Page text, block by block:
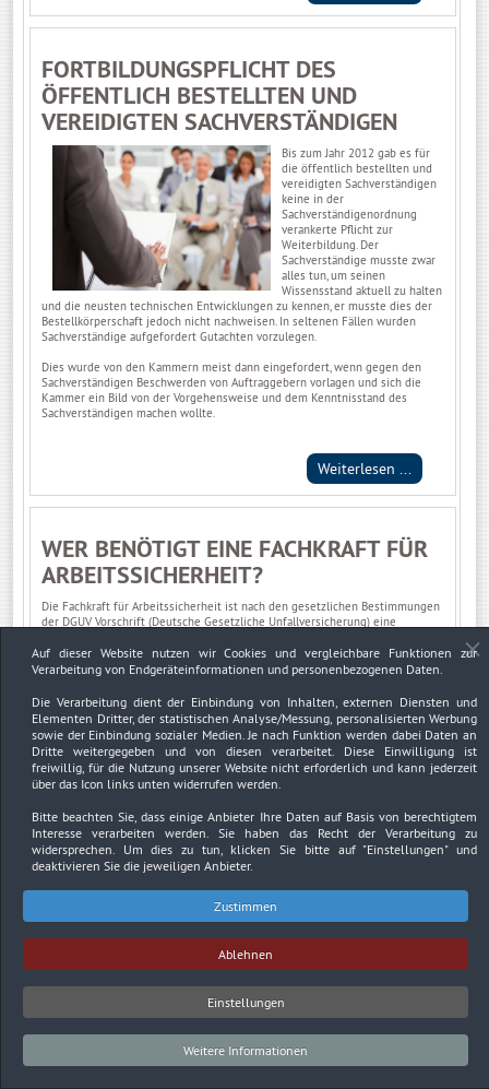
FORTBILDUNGSPFLICHT DES
ÖFFENTLICH BESTELLTEN UND
VEREIDIGTEN SACHVERSTÄNDIGEN
Bis zum Jahr 2012 gab es für
die öffentlich bestellten und
vereidigten Sachverständigen
keine in der
Sachverständigenordnung
verankerte Pflicht zur
Weiterbildung. Der
Sachverständige musste zwar
alles tun, um seinen
Wissensstand aktuell zu halten
und die neusten technischen Entwicklungen zu kennen, er musste dies der
Bestellkörperschaft jedoch nicht nachweisen. In seltenen Fällen wurden
Sachverständige aufgefordert Gutachten vorzulegen.
Dies wurde von den Kammern meist dann eingefordert, wenn gegen den
Sachverständigen Beschwerden von Auftraggebern vorlagen und sich die
Kammer ein Bild von der Vorgehensweise und dem Kenntnisstand des
Sachverständigen machen wollte.
Weiterlesen ...
WER BENÖTIGT EINE FACHKRAFT FÜR
ARBEITSSICHERHEIT?
Die Fachkraft für Arbeitssicherheit ist nach den gesetzlichen Bestimmungen
der DGUV Vorschrift (Deutsche Gesetzliche Unfallversicherung) eine
Unfallverhütung unterstützt. Fachkräfte für Arbeitssicherheit verfügen über
eine spezielle Ausbildung, die es ihnen möglich macht, Unfallgefahren am
vorzuschlagen.
Weiterlesen ...
FEHLERHAFTE MESSUNG VON
VERKEHRSSÜNDERN
In Deutschland werden verschiedene Messgeräte eingesetzt, um
Geschwindigkeitssünder zu überführen und empfindlichen Bußen und
Fahrverbote auszusprechen.
Am 29.07.2016 kam es nun zu einem ersten Verhandlungstermin beim
Amtsgericht Mettmann in einem Verfahren, wo geklärt werden soll, ob das
eingesetzte Messgerät überhaupt in der Lage war, richtige Messungen
Begutachtung herangezogen. In dem Verfahren ging es um das Messgerät
Traffi-Star S350, welches in eine Baustelle der A3 bei Mettmann/Hilden
Weiterlesen ...
Auf dieser Website nutzen wir Cookies und vergleichbare Funktionen zur
Verarbeitung von Endgeräteinformationen und personenbezogenen Daten.
Die Verarbeitung dient der Einbindung von Inhalten, externen Diensten und
Elementen Dritter, der statistischen Analyse/Messung, personalisierten Werbung
sowie der Einbindung sozialer Medien. Je nach Funktion werden dabei Daten an
Dritte weitergegeben und von diesen verarbeitet. Diese Einwilligung ist
freiwillig, für die Nutzung unserer Website nicht erforderlich und kann jederzeit
über das Icon links unten widerrufen werden.
Bitte beachten Sie, dass einige Anbieter Ihre Daten auf Basis von berechtigtem
Interesse verarbeiten werden. Sie haben das Recht der Verarbeitung zu
widersprechen. Um dies zu tun, klicken Sie bitte auf "Einstellungen"und
deaktivieren Sie die jeweiligen Anbieter.
Zustimmen
Ablehnen
Einstellungen
Weitere Informationen